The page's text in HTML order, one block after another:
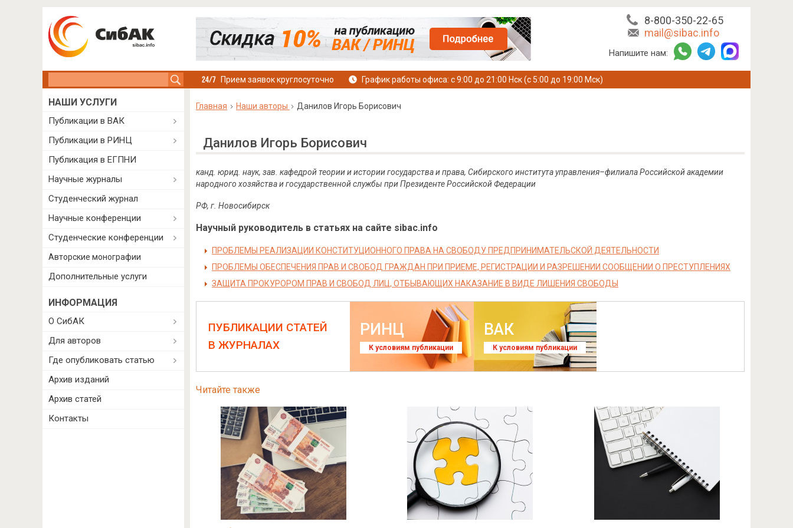
8-800-350-22-65
mail@sibac.info
Напишите нам:
Прием заявок круглосуточно График работы офиса: с 9:00 до 21:00 Нск (с 5:00 до 19:00 Мск)
Главная Наши авторы Данилов Игорь Борисович
Данилов Игорь Борисович
канд. юрид. наук, зав. кафедрой теории и истории государства и права, Сибирского института управления–филиала Российской академии
народного хозяйства и государственной службы при Президенте Российской Федерации
РФ, г. Новосибирск
Научный руководитель в статьях на сайте sibac.info
ПРОБЛЕМЫ РЕАЛИЗАЦИИ КОНСТИТУЦИОННОГО ПРАВА НА СВОБОДУ ПРЕДПРИНИМАТЕЛЬСКОЙ ДЕЯТЕЛЬНОСТИ
ПРОБЛЕМЫ ОБЕСПЕЧЕНИЯ ПРАВ И СВОБОД ГРАЖДАН ПРИ ПРИЕМЕ, РЕГИСТРАЦИИ И РАЗРЕШЕНИИ СООБЩЕНИИ О ПРЕСТУПЛЕНИЯХ
ЗАЩИТА ПРОКУРОРОМ ПРАВ И СВОБОД ЛИЦ, ОТБЫВАЮЩИХ НАКАЗАНИЕ В ВИДЕ ЛИШЕНИЯ СВОБОДЫ
ПУБЛИКАЦИИ СТАТЕЙ
В ЖУРНАЛАХ
РИНЦ
К условиям публикации
ВАК
К условиям публикации
Читайте также
НАШИ УСЛУГИ
Публикации в ВАК
Публикации в РИНЦ
Публикация в ЕГПНИ
Научные журналы
Студенческий журнал
Научные конференции
Студенческие конференции
Авторские монографии
Дополнительные услуги
ИНФОРМАЦИЯ
О СибАК
Для авторов
Где опубликовать статью
Архив изданий
Архив статей
Контакты